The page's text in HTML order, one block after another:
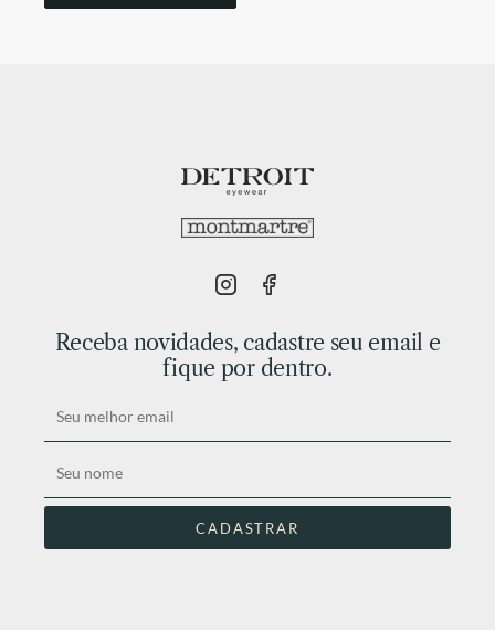
Receba novidades, cadastre seu email e
fique por dentro.